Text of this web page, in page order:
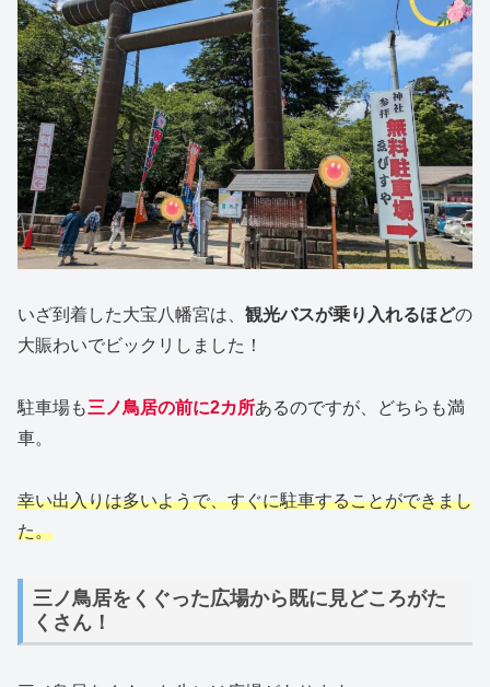
いざ到着した大宝八幡宮は、 観光バスが乗り入れるほどの
大賑わいでビックリしました！
駐車場も三ノ鳥居の前に2カ所あるのですが、どちらも満
車。
幸い出入りは多いようで、すぐに駐車することができまし
た。
三ノ鳥居をくぐった広場から既に見どころがた
くさん！